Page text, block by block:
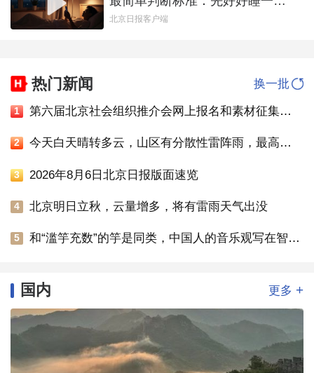
｜都视频·热观察
北京日报客户端
热门新闻 换一批
1 第六届北京社会组织推介会网上报名和素材征集通知
2 今天白天晴转多云，山区有分散性雷阵雨，最高气温36℃
3 2026年8月6日北京日报版面速览
4 北京明日立秋，云量增多，将有雷雨天气出没
5 和“滥竽充数”的竽是同类，中国人的音乐观写在智化寺京音乐的乐器里
国内 更多 +